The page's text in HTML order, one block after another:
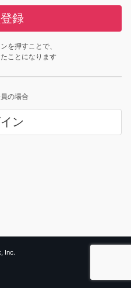
録
を押すことで、
ことになります
の場合
ン
Inc.